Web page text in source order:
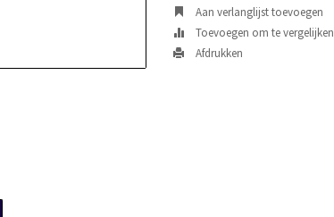
Aan verlanglijst toevoegen
Toevoegen om te vergelijken
Afdrukken